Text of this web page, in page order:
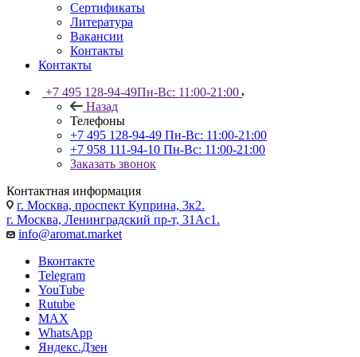
Сертификаты
Литература
Вакансии
Контакты
Контакты
+7 495 128-94-49Пн-Вс: 11:00-21:00
Назад
Телефоны
+7 495 128-94-49 Пн-Вс: 11:00-21:00
+7 958 111-94-10 Пн-Вс: 11:00-21:00
Заказать звонок
Контактная информация
г. Москва, проспект Куприна, 3к2.
г. Москва, Ленинградский пр-т, 31Ас1.
info@aromat.market
Вконтакте
Telegram
YouTube
Rutube
MAX
WhatsApp
Яндекс.Дзен